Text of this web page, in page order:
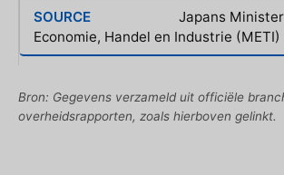
Japans
Economie, Handel en Industrie (METI)
Bron: Gegevens verzameld uit officiële
overheidsrapporten, zoals hierboven gelinkt.